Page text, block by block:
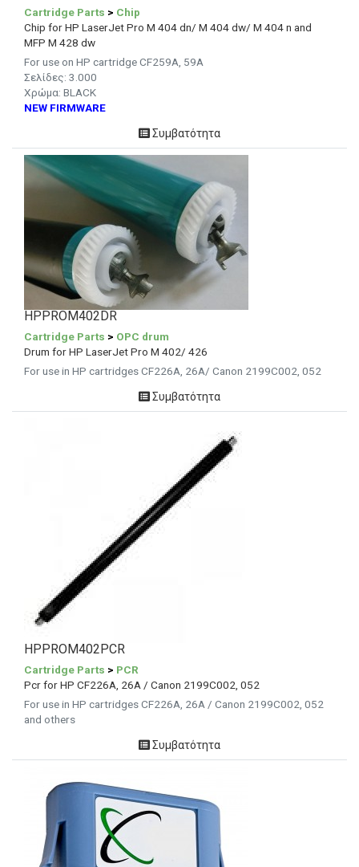
Cartridge Parts > Chip
Chip for HP LaserJet Pro M 404 dn/ M 404 dw/ M 404 n and
MFP M 428 dw
For use on HP cartridge CF259A, 59A
Σελίδες: 3.000
Χρώμα: BLACK
NEW FIRMWARE
Συμβατότητα
HPPROM402DR
Cartridge Parts > OPC drum
Drum for HP LaserJet Pro M 402/ 426
For use in HP cartridges CF226A, 26A/ Canon 2199C002, 052
Συμβατότητα
HPPROM402PCR
Cartridge Parts > PCR
Pcr for HP CF226A, 26A / Canon 2199C002, 052
For use in HP cartridges CF226A, 26A / Canon 2199C002, 052
and others
Συμβατότητα